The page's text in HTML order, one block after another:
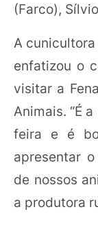
(Farco),
A cunicultora
enfatizou o
visitar a
Animais. “É
feira e é
apresentar
de nossos
a produtora